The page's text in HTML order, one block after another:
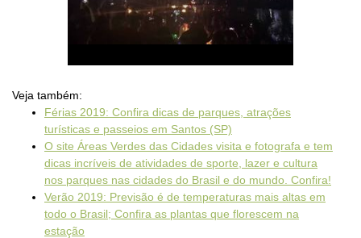
Veja também:
Férias 2019: Confira dicas de parques, atrações
turísticas e passeios em Santos (SP)
O site Áreas Verdes das Cidades visita e fotografa e tem
dicas incríveis de atividades de sporte, lazer e cultura
nos parques nas cidades do Brasil e do mundo. Confira!
Verão 2019: Previsão é de temperaturas mais altas em
todo o Brasil; Confira as plantas que florescem na
estação